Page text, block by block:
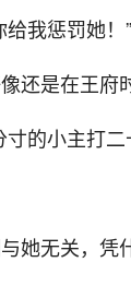
我惩罚她！”
还是在王府
的小主打
她无关，凭